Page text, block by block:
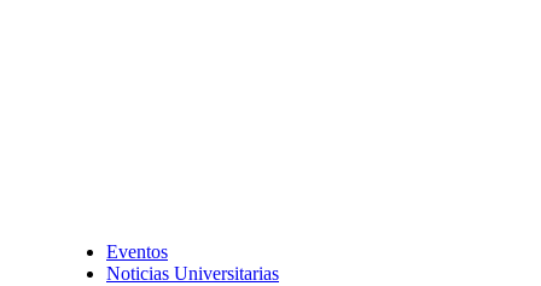
Eventos
Noticias Universitarias